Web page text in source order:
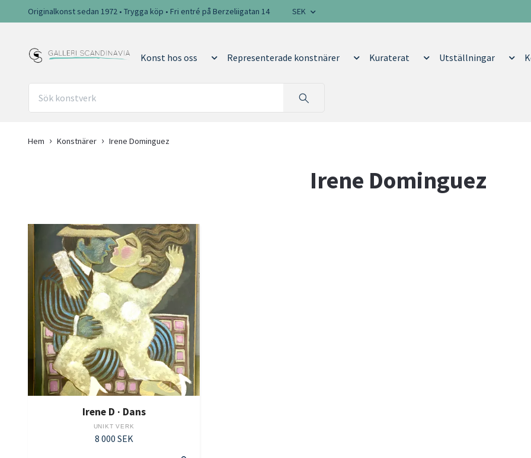
Originalkonst sedan 1972 • Trygga köp • Fri entré på Berzeliigatan 14 SEK
Konst hos oss Representerade konstnärer Kuraterat Utställningar
Hem Konstnärer Irene Dominguez
Irene Dominguez
Irene D · Dans
UNIKT VERK
8 000 SEK